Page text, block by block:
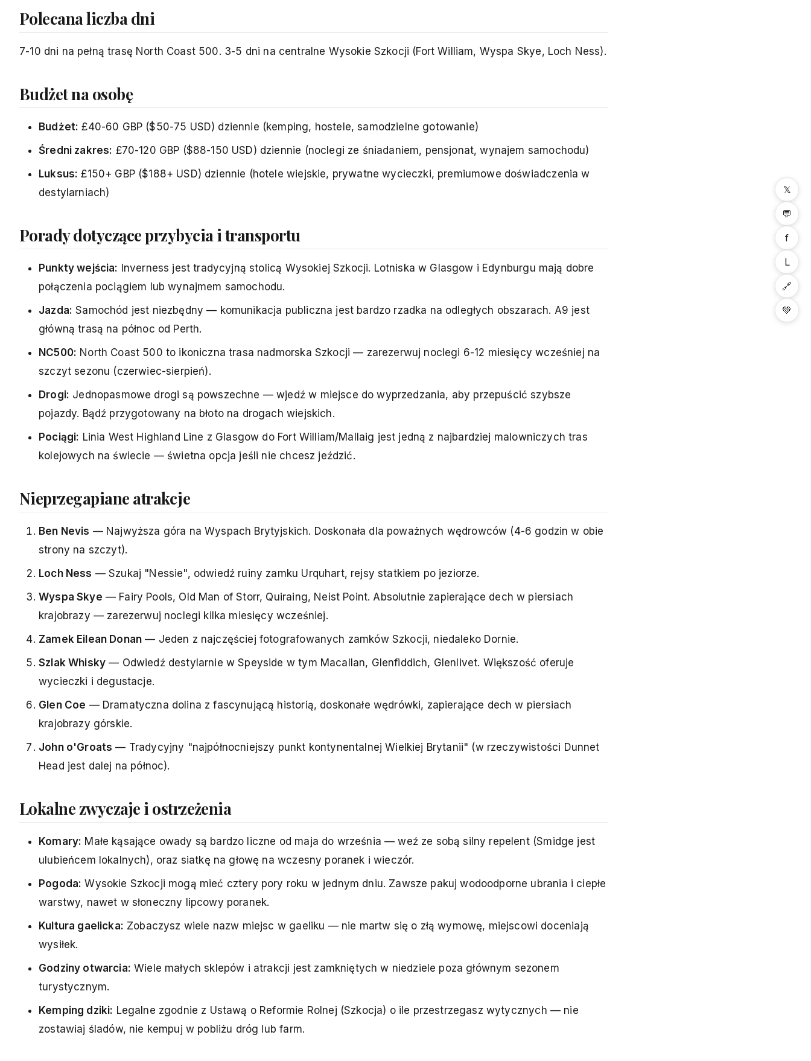
Polecana liczba dni
7-10 dni na pełną trasę North Coast 500. 3-5 dni na centralne Wysokie Szkocji (Fort William, Wyspa Skye, Loch Ness).
Budżet na osobę
Budżet: £40-60 GBP ($50-75 USD) dziennie (kemping, hostele, samodzielne gotowanie)
Średni zakres: £70-120 GBP ($88-150 USD) dziennie (noclegi ze śniadaniem, pensjonat, wynajem samochodu)
Luksus: £150+ GBP ($188+ USD) dziennie (hotele wiejskie, prywatne wycieczki, premiumowe doświadczenia w
destylarniach)
Porady dotyczące przybycia i transportu
Punkty wejścia: Inverness jest tradycyjną stolicą Wysokiej Szkocji. Lotniska w Glasgow i Edynburgu mają dobre
połączenia pociągiem lub wynajmem samochodu.
Jazda: Samochód jest niezbędny — komunikacja publiczna jest bardzo rzadka na odległych obszarach. A9 jest
główną trasą na północ od Perth.
NC500: North Coast 500 to ikoniczna trasa nadmorska Szkocji — zarezerwuj noclegi 6-12 miesięcy wcześniej na
szczyt sezonu (czerwiec-sierpień).
Drogi: Jednopasmowe drogi są powszechne — wjedź w miejsce do wyprzedzania, aby przepuścić szybsze
pojazdy. Bądź przygotowany na błoto na drogach wiejskich.
Pociągi: Linia West Highland Line z Glasgow do Fort William/Mallaig jest jedną z najbardziej malowniczych tras
kolejowych na świecie — świetna opcja jeśli nie chcesz jeździć.
Nieprzegapiane atrakcje
Ben Nevis — Najwyższa góra na Wyspach Brytyjskich. Doskonała dla poważnych wędrowców (4-6 godzin w obie
strony na szczyt).
Loch Ness — Szukaj "Nessie", odwiedź ruiny zamku Urquhart, rejsy statkiem po jeziorze.
Wyspa Skye — Fairy Pools, Old Man of Storr, Quiraing, Neist Point. Absolutnie zapierające dech w piersiach
krajobrazy — zarezerwuj noclegi kilka miesięcy wcześniej.
Zamek Eilean Donan — Jeden z najczęściej fotografowanych zamków Szkocji, niedaleko Dornie.
Szlak Whisky — Odwiedź destylarnie w Speyside w tym Macallan, Glenfiddich, Glenlivet. Większość oferuje
wycieczki i degustacje.
Glen Coe — Dramatyczna dolina z fascynującą historią, doskonałe wędrówki, zapierające dech w piersiach
krajobrazy górskie.
John o'Groats — Tradycyjny "najpółnocniejszy punkt kontynentalnej Wielkiej Brytanii" (w rzeczywistości Dunnet
Head jest dalej na północ).
Lokalne zwyczaje i ostrzeżenia
Komary: Małe kąsające owady są bardzo liczne od maja do września — weź ze sobą silny repelent (Smidge jest
ulubieńcem lokalnych), oraz siatkę na głowę na wczesny poranek i wieczór.
Pogoda: Wysokie Szkocji mogą mieć cztery pory roku w jednym dniu. Zawsze pakuj wodoodporne ubrania i ciepłe
warstwy, nawet w słoneczny lipcowy poranek.
Kultura gaelicka: Zobaczysz wiele nazw miejsc w gaeliku — nie martw się o złą wymowę, miejscowi doceniają
wysiłek.
Godziny otwarcia: Wiele małych sklepów i atrakcji jest zamkniętych w niedziele poza głównym sezonem
turystycznym.
Kemping dziki: Legalne zgodnie z Ustawą o Reformie Rolnej (Szkocja) o ile przestrzegasz wytycznych — nie
zostawiaj śladów, nie kempuj w pobliżu dróg lub farm.
𝕏
💬
f
L
🔗
💚